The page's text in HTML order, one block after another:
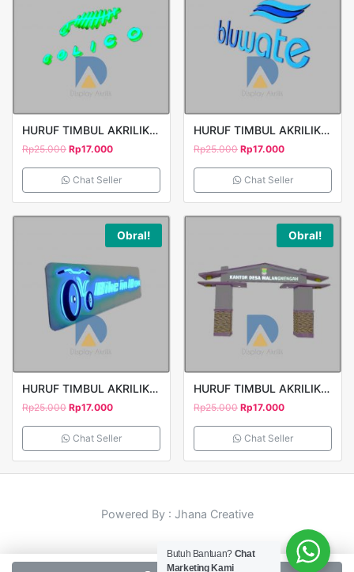
HURUF TIMBUL AKRILIK COLICO
Rp25.000 Rp17.000
Chat Seller
HURUF TIMBUL AKRILIK BLUEWATE
Rp25.000 Rp17.000
Chat Seller
Obral!
HURUF TIMBUL AKRILIK BIKE MODEL 1
Rp25.000 Rp17.000
Chat Seller
Obral!
HURUF TIMBUL AKRILIK KANTOR DESA
Rp25.000 Rp17.000
Chat Seller
Powered By : Jhana Creative
Butuh Bantuan? Chat
Marketing Kami